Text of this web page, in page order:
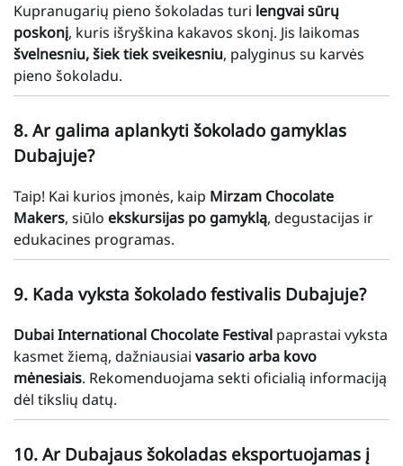
Kupranugarių pieno šokoladas turi lengvai sūrų
poskonį, kuris išryškina kakavos skonį. Jis laikomas
švelnesniu, šiek tiek sveikesniu, palyginus su karvės
pieno šokoladu.
8. Ar galima aplankyti šokolado gamyklas
Dubajuje?
Taip! Kai kurios įmonės, kaip Mirzam Chocolate
Makers, siūlo ekskursijas po gamyklą, degustacijas ir
edukacines programas.
9. Kada vyksta šokolado festivalis Dubajuje?
Dubai International Chocolate Festival paprastai vyksta
kasmet žiemą, dažniausiai vasario arba kovo
mėnesiais. Rekomenduojama sekti oficialią informaciją
dėl tikslių datų.
10. Ar Dubajaus šokoladas eksportuojamas į